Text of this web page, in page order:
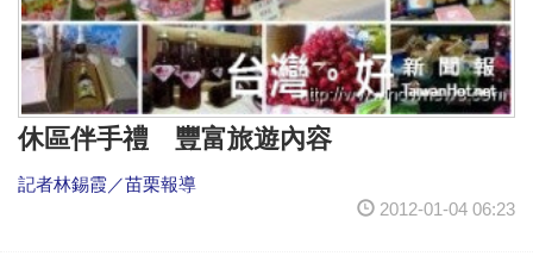
休區伴手禮 豐富旅遊內容
記者林錫霞／苗栗報導
2012-01-04 06:23